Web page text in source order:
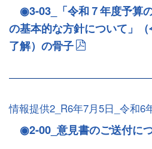
◉3-03_「令和７年度予算
の基本的な方針について」
了解）の骨子
情報提供2_R6年7月5日_令和6
◉2-00_意見書のご送付に